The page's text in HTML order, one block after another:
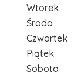
Wtorek
Środa
Czwartek
Piątek
Sobota